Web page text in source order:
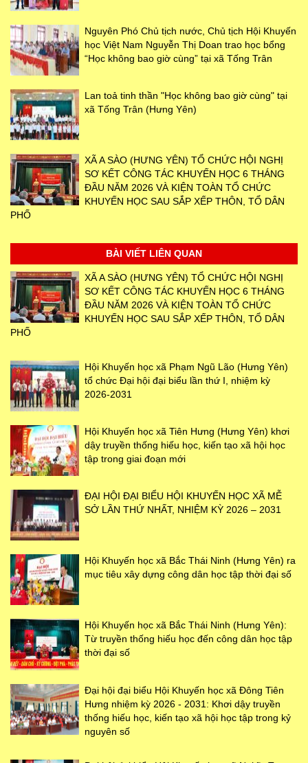
Nguyên Phó Chủ tịch nước, Chủ tịch Hội Khuyến
học Việt Nam Nguyễn Thị Doan trao học bổng
“Học không bao giờ cùng” tại xã Tống Trân
Lan toả tinh thần "Học không bao giờ cùng" tại
xã Tống Trân (Hưng Yên)
XÃ A SÀO (HƯNG YÊN) TỔ CHỨC HỘI NGHỊ
SƠ KẾT CÔNG TÁC KHUYẾN HỌC 6 THÁNG
ĐẦU NĂM 2026 VÀ KIỆN TOÀN TỔ CHỨC
KHUYẾN HỌC SAU SẮP XẾP THÔN, TỔ DÂN
PHỐ
BÀI VIẾT LIÊN QUAN
XÃ A SÀO (HƯNG YÊN) TỔ CHỨC HỘI NGHỊ
SƠ KẾT CÔNG TÁC KHUYẾN HỌC 6 THÁNG
ĐẦU NĂM 2026 VÀ KIỆN TOÀN TỔ CHỨC
KHUYẾN HỌC SAU SẮP XẾP THÔN, TỔ DÂN
PHỐ
Hội Khuyến học xã Phạm Ngũ Lão (Hưng Yên)
tổ chức Đại hội đại biểu lần thứ I, nhiệm kỳ
2026-2031
Hội Khuyến học xã Tiên Hưng (Hưng Yên) khơi
dậy truyền thống hiếu học, kiến tạo xã hội học
tập trong giai đoạn mới
ĐẠI HỘI ĐẠI BIỂU HỘI KHUYẾN HỌC XÃ MỄ
SỞ LẦN THỨ NHẤT, NHIỆM KỲ 2026 – 2031
Hội Khuyến học xã Bắc Thái Ninh (Hưng Yên) ra
mục tiêu xây dựng công dân học tập thời đại số
Hội Khuyến học xã Bắc Thái Ninh (Hưng Yên):
Từ truyền thống hiếu học đến công dân học tập
thời đại số
Đại hội đại biểu Hội Khuyến học xã Đông Tiên
Hưng nhiệm kỳ 2026 - 2031: Khơi dậy truyền
thống hiếu học, kiến tạo xã hội học tập trong kỷ
nguyên số